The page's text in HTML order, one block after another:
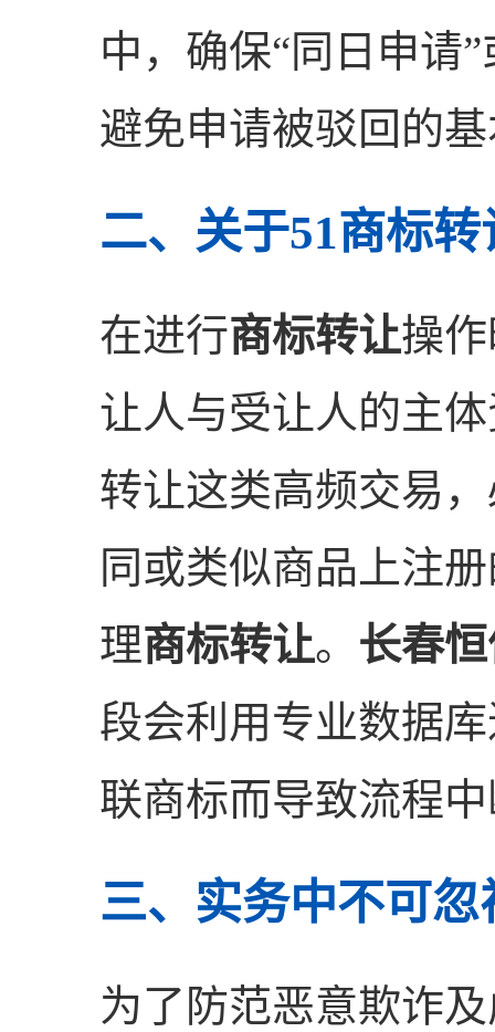
中，确保“同日申请
避免申请被驳回的
二、关于51商标
在进行商标转让操
让人与受让人的主
转让这类高频交易
同或类似商品上注
理商标转让。 长春
段会利用专业数据
联商标而导致流程
三、实务中不可
为了防范恶意欺诈